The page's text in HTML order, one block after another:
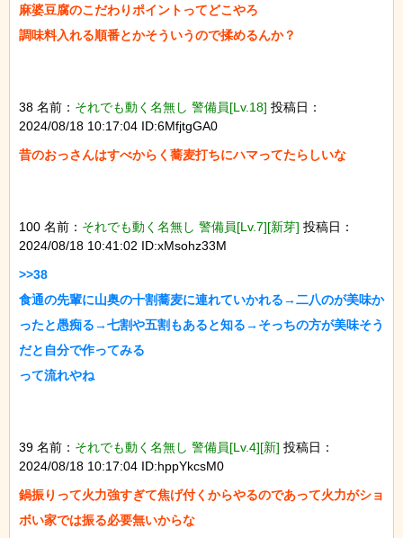
麻婆豆腐のこだわりポイントってどこやろ
調味料入れる順番とかそういうので揉めるんか？
38 名前： それでも動く名無し 警備員[Lv.18] 投稿日：
2024/08/18 10:17:04 ID:6MfjtgGA0
昔のおっさんはすべからく蕎麦打ちにハマってたらしいな
100 名前： それでも動く名無し 警備員[Lv.7][新芽] 投稿日：
2024/08/18 10:41:02 ID:xMsohz33M
>>38
食通の先輩に山奥の十割蕎麦に連れていかれる→二八のが美味か
ったと愚痴る→七割や五割もあると知る→そっちの方が美味そう
だと自分で作ってみる
って流れやね
39 名前： それでも動く名無し 警備員[Lv.4][新] 投稿日：
2024/08/18 10:17:04 ID:hppYkcsM0
鍋振りって火力強すぎて焦げ付くからやるのであって火力がショ
ボい家では振る必要無いからな